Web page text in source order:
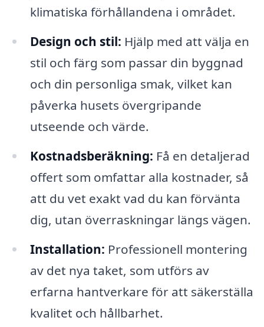
klimatiska förhållandena i området.
Design och stil: Hjälp med att välja en
stil och färg som passar din byggnad
och din personliga smak, vilket kan
påverka husets övergripande
utseende och värde.
Kostnadsberäkning: Få en detaljerad
offert som omfattar alla kostnader, så
att du vet exakt vad du kan förvänta
dig, utan överraskningar längs vägen.
Installation: Professionell montering
av det nya taket, som utförs av
erfarna hantverkare för att säkerställa
kvalitet och hållbarhet.